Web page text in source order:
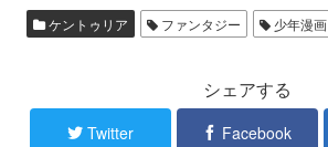
ケントゥリア ファンタジー 少年漫画
シェアする
Twitter Facebook